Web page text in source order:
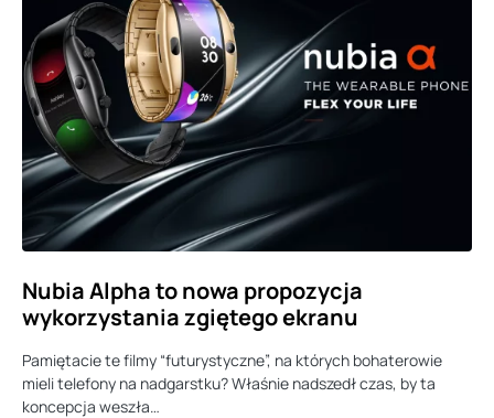
Nubia Alpha to nowa propozycja
wykorzystania zgiętego ekranu
Pamiętacie te filmy “futurystyczne”, na których bohaterowie
mieli telefony na nadgarstku? Właśnie nadszedł czas, by ta
koncepcja weszła…